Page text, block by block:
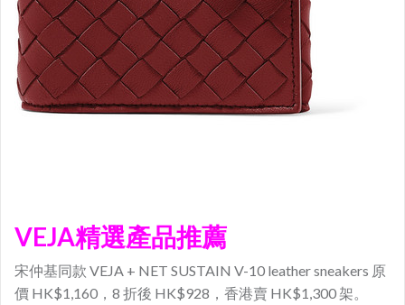
VEJA精選產品推薦
宋仲基同款 VEJA + NET SUSTAIN V-10 leather sneakers 原
價 HK$1,160，8 折後 HK$928，香港賣 HK$1,300 架。